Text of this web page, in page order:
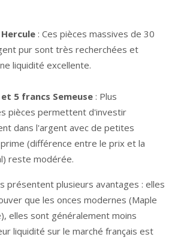
: Ces pièces massives de 30
pur sont très recherchées et
liquidité excellente.
5 francs Semeuse : Plus
pièces permettent d'investir
dans l'argent avec de petites
(différence entre le prix et la
reste modérée.
présentent plusieurs avantages : elles
que les onces modernes (Maple
elles sont généralement moins
liquidité sur le marché français est